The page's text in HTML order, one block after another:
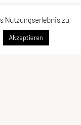
Nutzungserlebnis zu
Akzeptieren